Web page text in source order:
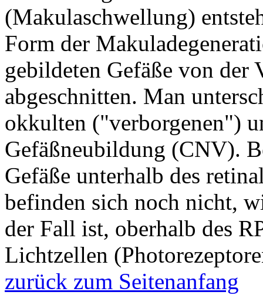
(Makulaschwellung)
Form der
gebildeten Gefäße von der
abgeschnitten. Man
okkulten ("verborgenen")
Gefäßneubildung (CNV).
Gefäße unterhalb des
befinden sich noch nicht,
der Fall ist, oberhalb des
Lichtzellen
zurück zum Seitenanfang